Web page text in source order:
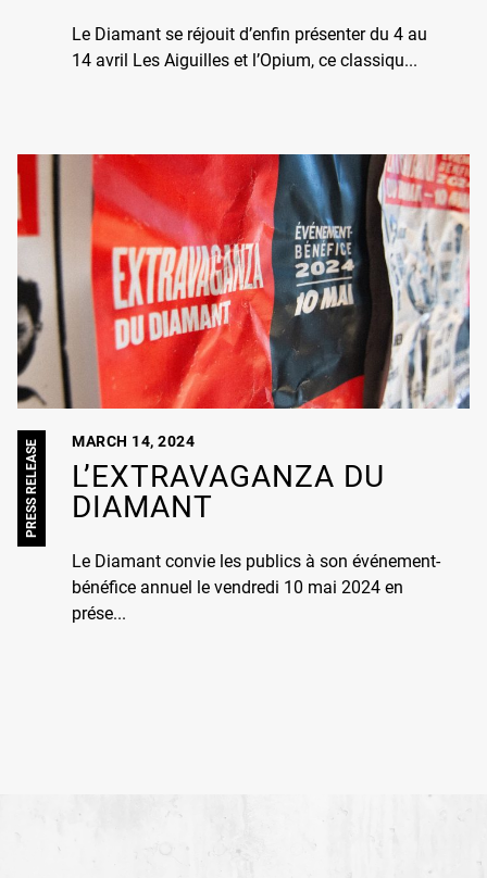
Le Diamant se réjouit d’enfin présenter du 4 au
14 avril Les Aiguilles et l’Opium, ce classiqu...
PRESS RELEASE
L’EXTRAVAGANZA DU
DIAMANT
MARCH 14, 2024
Le Diamant convie les publics à son événement-
bénéfice annuel le vendredi 10 mai 2024 en
prése...